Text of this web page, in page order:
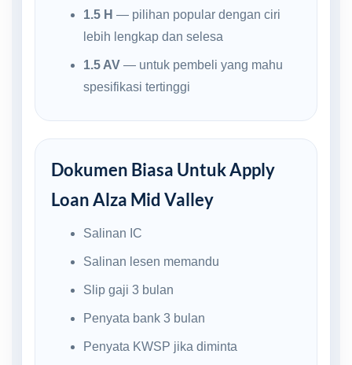
1.5 H — pilihan popular dengan ciri
lebih lengkap dan selesa
1.5 AV— untuk pembeli yang mahu
spesifikasi tertinggi
Dokumen Biasa Untuk Apply
Loan Alza Mid Valley
Salinan IC
Salinan lesen memandu
Slip gaji 3 bulan
Penyata bank 3 bulan
Penyata KWSP jika diminta